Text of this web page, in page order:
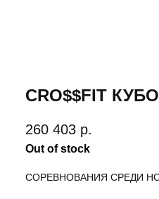
CRO$$FIT
260 403 р.
Out of stock
СОРЕВНОВАНИЯ СРЕДИ